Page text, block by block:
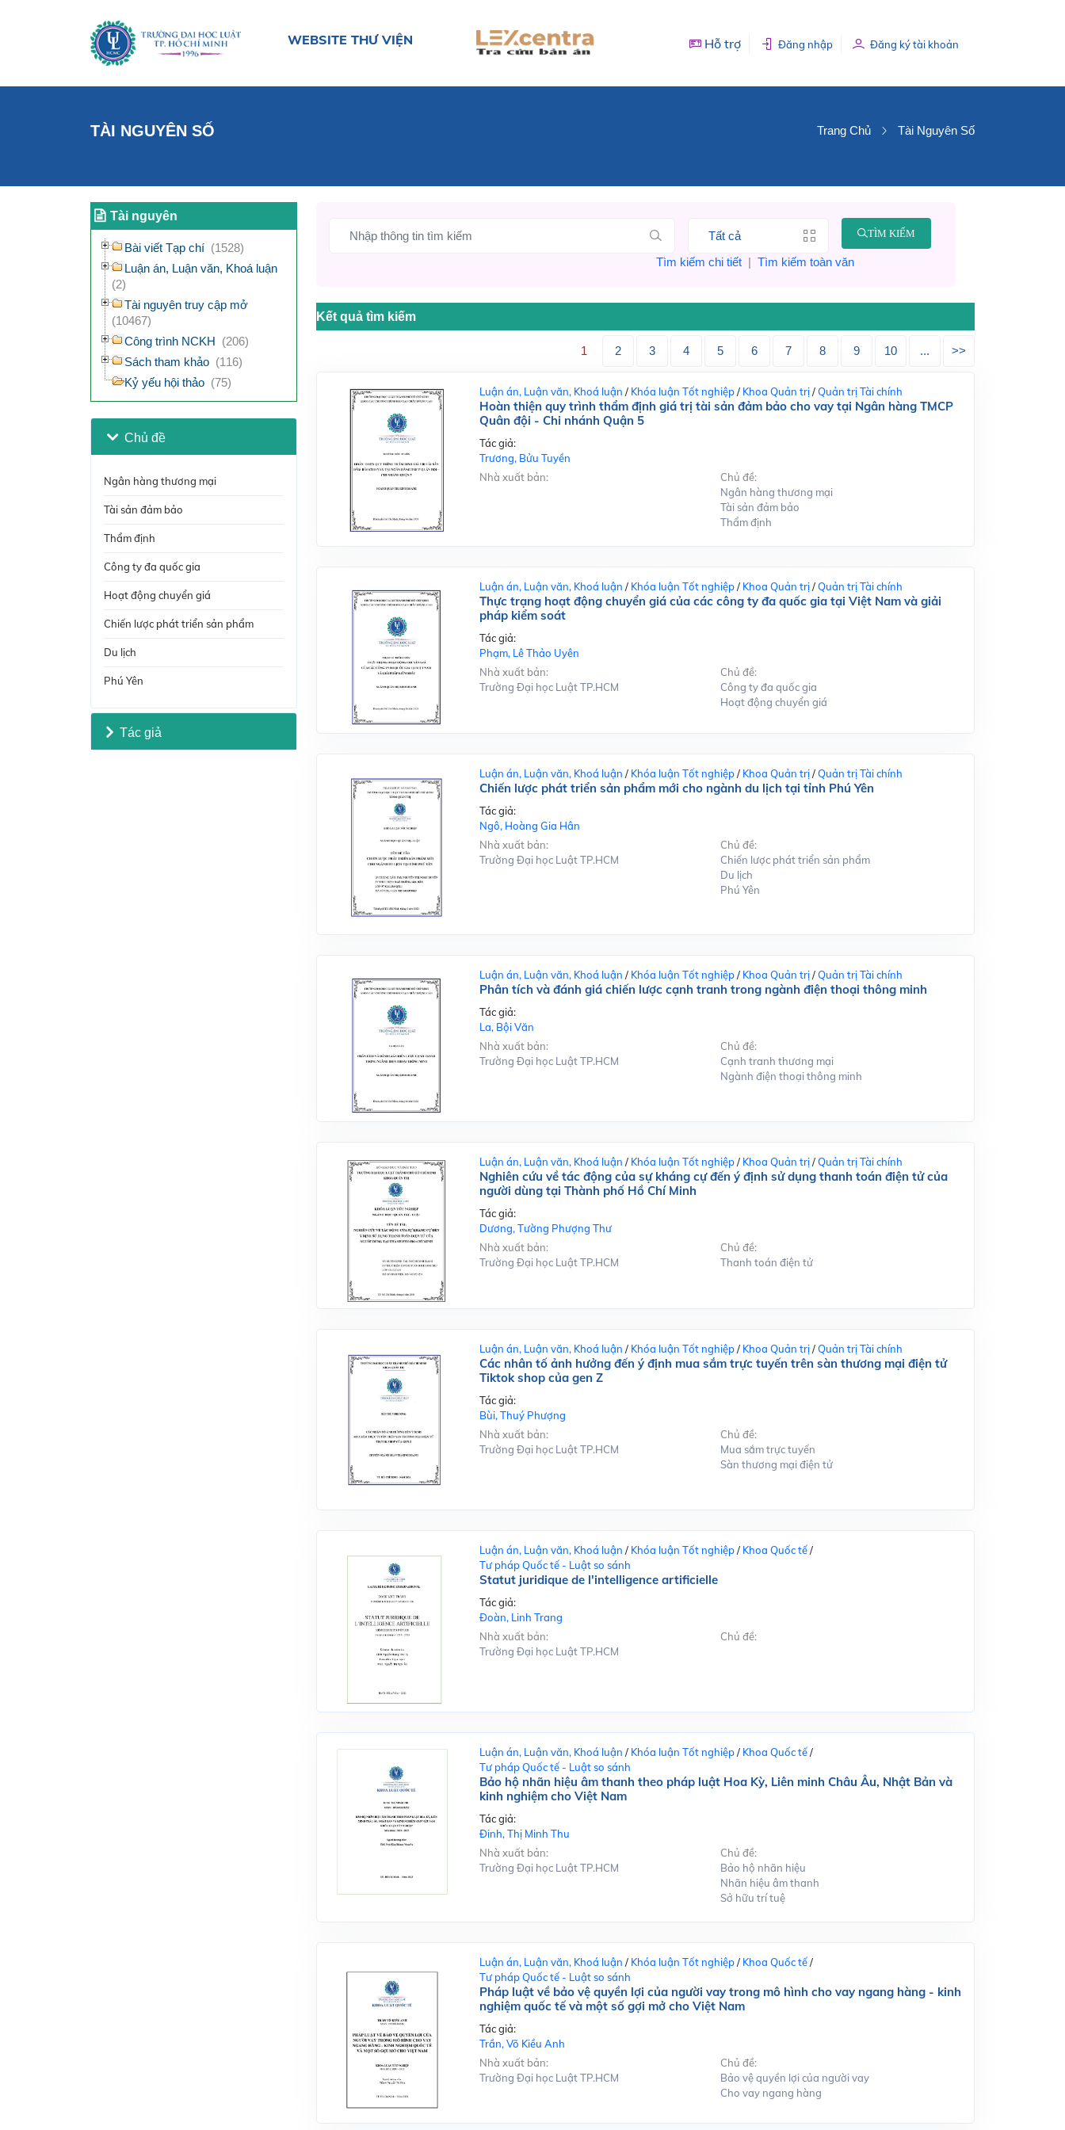
WEBSITE THƯ VIỆN Hỗ trợ Đăng nhập Đăng ký tài khoản
TÀI NGUYÊN SỐ Trang Chủ Tài Nguyên Số
Tài nguyên
Bài viết Tạp chí (1528)
Luận án, Luận văn, Khoá luận
(2)
Tài nguyên truy cập mở
(10467)
Công trình NCKH (206)
Sách tham khảo (116)
Kỷ yếu hội thảo (75)
Chủ đề
Ngân hàng thương mại
Tài sản đảm bảo
Thẩm định
Công ty đa quốc gia
Hoạt động chuyển giá
Chiến lược phát triển sản phẩm
Du lịch
Phú Yên
Tác giả
TÌM KIẾM
Tìm kiếm chi tiết| Tìm kiếm toàn văn
Kết quả tìm kiếm
1 2 3 4 5 6 7 8 9 10 ... >>
Luận án, Luận văn, Khoá luận / Khóa luận Tốt nghiệp/ Khoa Quản trị/Quản trị Tài chính
Hoàn thiện quy trình thẩm định giá trị tài sản đảm bảo cho vay tại Ngân hàng TMCP
Quân đội - Chi nhánh Quận 5
Tác giả:
Trương, Bửu Tuyền
Nhà xuất bản:
Chủ đề:
Ngân hàng thương mại
Tài sản đảm bảo
Thẩm định
Luận án, Luận văn, Khoá luận / Khóa luận Tốt nghiệp/ Khoa Quản trị/Quản trị Tài chính
Thực trạng hoạt động chuyển giá của các công ty đa quốc gia tại Việt Nam và giải
pháp kiểm soát
Tác giả:
Phạm, Lê Thảo Uyên
Nhà xuất bản:
Trường Đại học Luật TP.HCM
Chủ đề:
Công ty đa quốc gia
Hoạt động chuyển giá
Luận án, Luận văn, Khoá luận / Khóa luận Tốt nghiệp/ Khoa Quản trị/Quản trị Tài chính
Chiến lược phát triển sản phẩm mới cho ngành du lịch tại tỉnh Phú Yên
Tác giả:
Ngô, Hoàng Gia Hân
Nhà xuất bản:
Trường Đại học Luật TP.HCM
Chủ đề:
Chiến lược phát triển sản phẩm
Du lịch
Phú Yên
Luận án, Luận văn, Khoá luận / Khóa luận Tốt nghiệp/ Khoa Quản trị/Quản trị Tài chính
Phân tích và đánh giá chiến lược cạnh tranh trong ngành điện thoại thông minh
Tác giả:
La, Bội Văn
Nhà xuất bản:
Trường Đại học Luật TP.HCM
Chủ đề:
Cạnh tranh thương mại
Ngành điện thoại thông minh
Luận án, Luận văn, Khoá luận / Khóa luận Tốt nghiệp/ Khoa Quản trị/Quản trị Tài chính
Nghiên cứu về tác động của sự kháng cự đến ý định sử dụng thanh toán điện tử của
người dùng tại Thành phố Hồ Chí Minh
Tác giả:
Dương, Tường Phượng Thư
Nhà xuất bản:
Trường Đại học Luật TP.HCM
Chủ đề:
Thanh toán điện tử
Luận án, Luận văn, Khoá luận / Khóa luận Tốt nghiệp/ Khoa Quản trị/Quản trị Tài chính
Các nhân tố ảnh hưởng đến ý định mua sắm trực tuyến trên sàn thương mại điện tử
Tiktok shop của gen Z
Tác giả:
Bùi, Thuý Phượng
Nhà xuất bản:
Trường Đại học Luật TP.HCM
Chủ đề:
Mua sắm trực tuyến
Sàn thương mại điện tử
Luận án, Luận văn, Khoá luận / Khóa luận Tốt nghiệp/ Khoa Quốc tế/
Tư pháp Quốc tế - Luật so sánh
Statut juridique de l'intelligence artificielle
Tác giả:
Đoàn, Linh Trang
Nhà xuất bản:
Trường Đại học Luật TP.HCM
Chủ đề:
Luận án, Luận văn, Khoá luận / Khóa luận Tốt nghiệp/ Khoa Quốc tế/
Tư pháp Quốc tế - Luật so sánh
Bảo hộ nhãn hiệu âm thanh theo pháp luật Hoa Kỳ, Liên minh Châu Âu, Nhật Bản và
kinh nghiệm cho Việt Nam
Tác giả:
Đinh, Thị Minh Thu
Nhà xuất bản:
Trường Đại học Luật TP.HCM
Chủ đề:
Bảo hộ nhãn hiệu
Nhãn hiệu âm thanh
Sở hữu trí tuệ
Luận án, Luận văn, Khoá luận / Khóa luận Tốt nghiệp/ Khoa Quốc tế/
Tư pháp Quốc tế - Luật so sánh
Pháp luật về bảo vệ quyền lợi của người vay trong mô hình cho vay ngang hàng - kinh
nghiệm quốc tế và một số gợi mở cho Việt Nam
Tác giả:
Trần, Võ Kiều Anh
Nhà xuất bản:
Trường Đại học Luật TP.HCM
Chủ đề:
Bảo vệ quyền lợi của người vay
Cho vay ngang hàng